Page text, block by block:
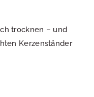
trocknen – und
Kerzenständer